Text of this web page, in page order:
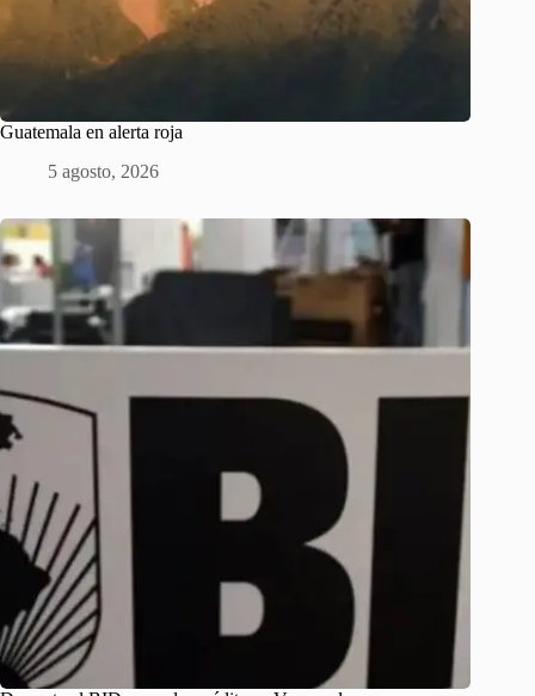
Guatemala en alerta roja
5 agosto, 2026